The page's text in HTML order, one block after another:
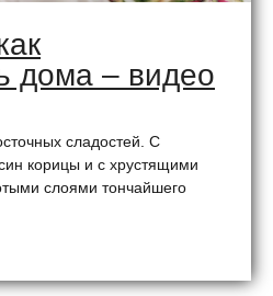
дома – видео
сладостей. С
корицы и с хрустящими
слоями тончайшего